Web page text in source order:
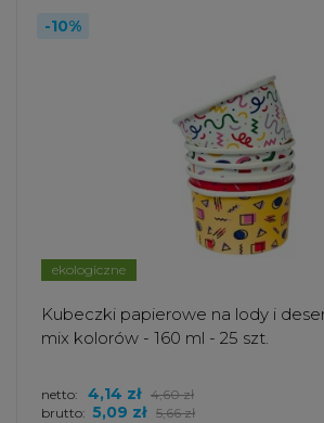
ekologiczne
Kubeczki papierowe na lody i
mix kolorów - 160 ml - 25 szt.
brutto: 5,09 zł 5,66 zł
netto: 4,14 zł 4,60 zł
-10%